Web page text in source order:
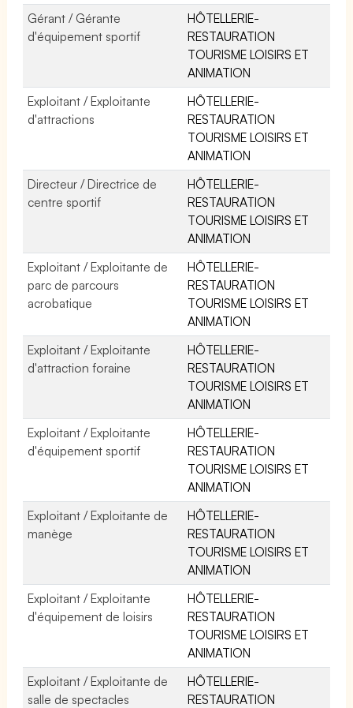
Gérant / Gérante
d'équipement sportif
HÔTELLERIE-
RESTAURATION
TOURISME LOISIRS ET
ANIMATION
Exploitant / Exploitante
d'attractions
HÔTELLERIE-
RESTAURATION
TOURISME LOISIRS ET
ANIMATION
Directeur / Directrice de
centre sportif
HÔTELLERIE-
RESTAURATION
TOURISME LOISIRS ET
ANIMATION
Exploitant / Exploitante de
parc de parcours
acrobatique
HÔTELLERIE-
RESTAURATION
TOURISME LOISIRS ET
ANIMATION
Exploitant / Exploitante
d'attraction foraine
HÔTELLERIE-
RESTAURATION
TOURISME LOISIRS ET
ANIMATION
Exploitant / Exploitante
d'équipement sportif
HÔTELLERIE-
RESTAURATION
TOURISME LOISIRS ET
ANIMATION
Exploitant / Exploitante de
manège
HÔTELLERIE-
RESTAURATION
TOURISME LOISIRS ET
ANIMATION
Exploitant / Exploitante
d'équipement de loisirs
HÔTELLERIE-
RESTAURATION
TOURISME LOISIRS ET
ANIMATION
Exploitant / Exploitante de
salle de spectacles
HÔTELLERIE-
RESTAURATION